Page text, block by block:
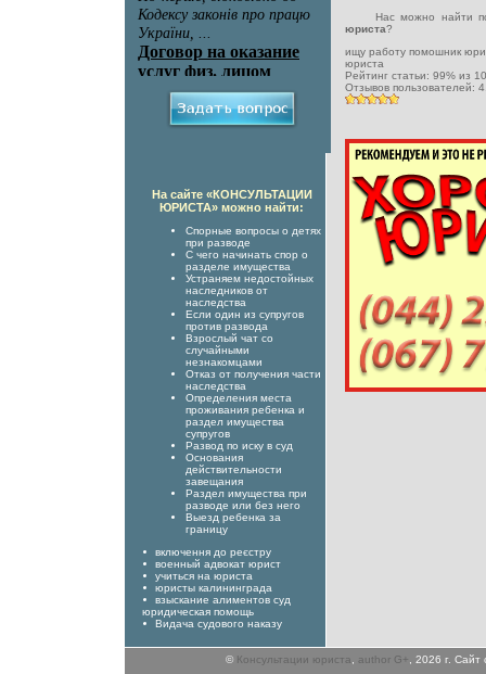
Нас можно найти
юриста?
ищу работу помошник
юриста
Рейтинг статьи: 99% из
Отзывов пользователей: 4
На сайте «КОНСУЛЬТАЦИИ
ЮРИСТА» можно найти:
Спорные вопросы о детях
при разводе
С чего начинать спор о
разделе имущества
Устраняем недостойных
наследников от
наследства
Если один из супругов
против развода
Взрослый чат со
случайными
незнакомцами
Отказ от получения части
наследства
Определения места
проживания ребенка и
раздел имущества
супругов
Развод по иску в суд
Основания
действительности
завещания
Раздел имущества при
разводе или без него
Выезд ребенка за
границу
включення до реєстру
военный адвокат юрист
учиться на юриста
юристы калининграда
взыскание алиментов суд
юридическая помощь
Видача судового наказу
© Консультации юриста author G+ , 2026 г.